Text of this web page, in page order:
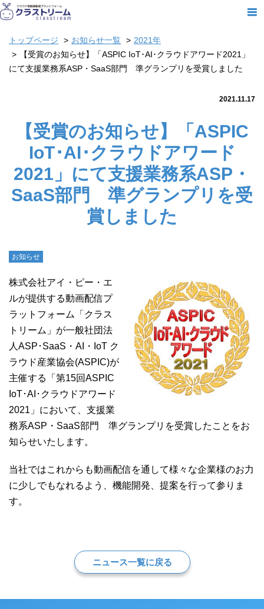
トップページ お知らせ一覧
2021年
【受賞のお知らせ】「ASPIC IoT･AI･クラウドアワード2021」
にて支援業務系ASP・SaaS部門 準グランプリを受賞しました
2021.11.17
【受賞のお知らせ】「ASPIC
IoT･AI･クラウドアワード
2021」にて支援業務系ASP・
SaaS部門 準グランプリを受
賞しました
お知らせ
株式会社アイ・ピー・エ
ルが提供する動画配信プ
ラットフォーム「クラス
トリーム」が一般社団法
人ASP･SaaS・AI・IoT ク
ラウド産業協会(ASPIC)が
主催する「第15回ASPIC
IoT･AI･クラウドアワード
2021」において、支援業
務系ASP ・ SaaS部門 準グランプリを受賞したことをお
知らせいたします。
当社ではこれからも動画配信を通して様々な企業様のお力
に少しでもなれるよう、機能開発、提案を行って参りま
す。
ニュース一覧に戻る